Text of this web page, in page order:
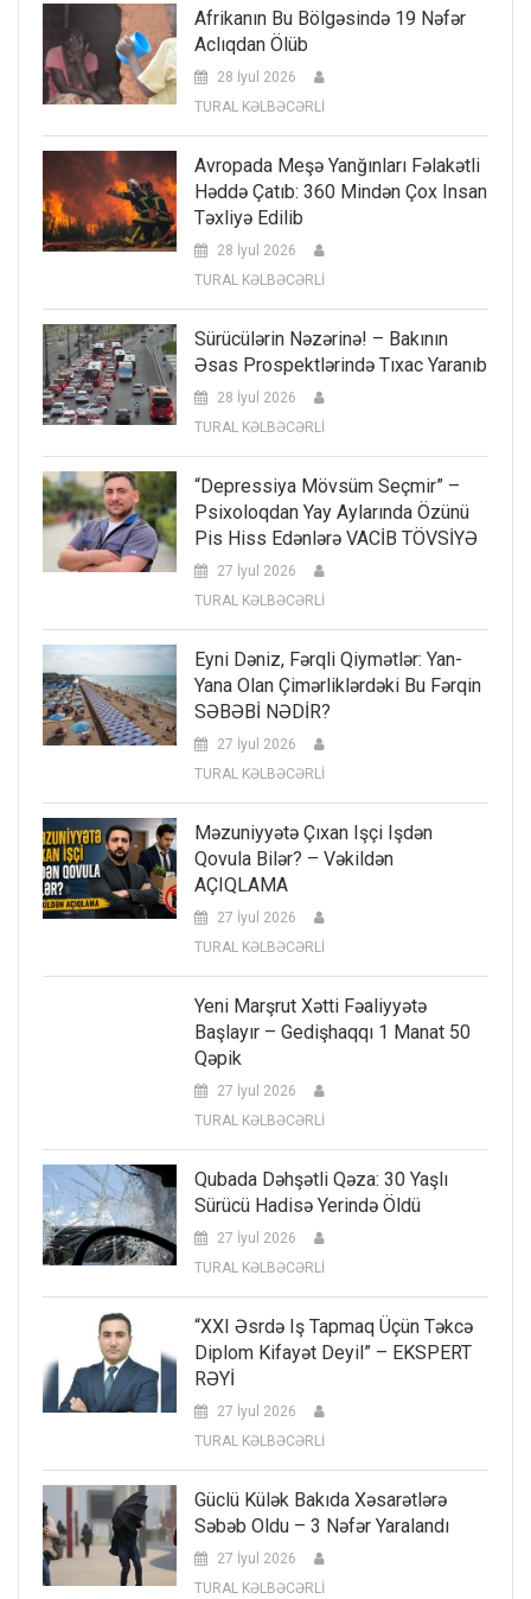
Afrikanın Bu Bölgəsində 19 Nəfər
Aclıqdan Ölüb
28 İyul 2026
TURAL KƏLBƏCƏRLİ
Avropada Meşə Yanğınları Fəlakətli
Həddə Çatıb: 360 Mindən Çox Insan
Təxliyə Edilib
28 İyul 2026
TURAL KƏLBƏCƏRLİ
Sürücülərin Nəzərinə! – Bakının
Əsas Prospektlərində Tıxac Yaranıb
28 İyul 2026
TURAL KƏLBƏCƏRLİ
“Depressiya Mövsüm Seçmir” –
Psixoloqdan Yay Aylarında Özünü
Pis Hiss Edənlərə VACİB TÖVSİYƏ
27 İyul 2026
TURAL KƏLBƏCƏRLİ
Eyni Dəniz, Fərqli Qiymətlər: Yan-
Yana Olan Çimərliklərdəki Bu Fərqin
SƏBƏBİ NƏDİR?
27 İyul 2026
TURAL KƏLBƏCƏRLİ
Məzuniyyətə Çıxan Işçi Işdən
Qovula Bilər? – Vəkildən
AÇIQLAMA
27 İyul 2026
TURAL KƏLBƏCƏRLİ
Yeni Marşrut Xətti Fəaliyyətə
Başlayır – Gedişhaqqı 1 Manat 50
Qəpik
27 İyul 2026
TURAL KƏLBƏCƏRLİ
Qubada Dəhşətli Qəza: 30 Yaşlı
Sürücü Hadisə Yerində Öldü
27 İyul 2026
TURAL KƏLBƏCƏRLİ
“XXI Əsrdə Iş Tapmaq Üçün Təkcə
Diplom Kifayət Deyil” – EKSPERT
RƏYİ
27 İyul 2026
TURAL KƏLBƏCƏRLİ
Güclü Külək Bakıda Xəsarətlərə
Səbəb Oldu – 3 Nəfər Yaralandı
27 İyul 2026
TURAL KƏLBƏCƏRLİ